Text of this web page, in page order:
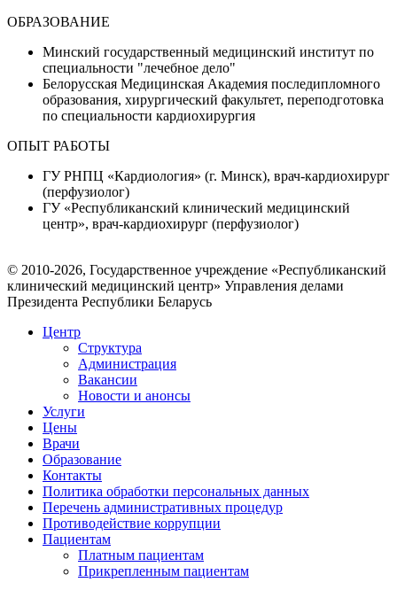
ОБРАЗОВАНИЕ
Минский государственный медицинский институт по
специальности "лечебное дело"
Белорусская Медицинская Академия последипломного
образования, хирургический факультет, переподготовка
по специальности кардиохирургия
ОПЫТ РАБОТЫ
ГУ РНПЦ «Кардиология» (г. Минск), врач-кардиохирург
(перфузиолог)
ГУ «Республиканский клинический медицинский
центр», врач-кардиохирург (перфузиолог)
© 2010-2026, Государственное учреждение «Республиканский
клинический медицинский центр» Управления делами
Президента Республики Беларусь
Центр
Структура
Администрация
Вакансии
Новости и анонсы
Услуги
Цены
Врачи
Образование
Контакты
Политика обработки персональных данных
Перечень административных процедур
Противодействие коррупции
Пациентам
Платным пациентам
Прикрепленным пациентам